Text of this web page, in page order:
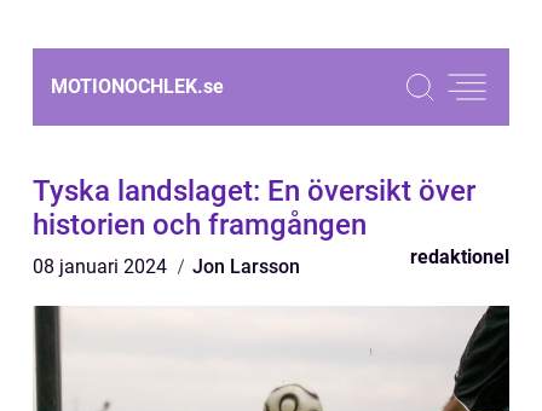
MOTIONOCHLEK.se
Tyska landslaget: En översikt över
historien och framgången
08 januari 2024 Jon Larsson redaktionel